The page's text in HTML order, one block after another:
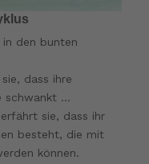
in den bunten
dass ihre
schwankt …
sie, dass ihr
besteht, die mit
können.